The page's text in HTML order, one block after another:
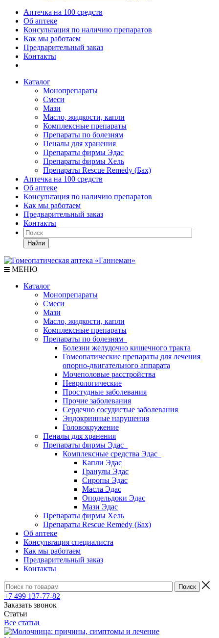
Аптечка на 100 средств
Об аптеке
Консультация по наличию препаратов
Как мы работаем
Предварительный заказ
Контакты
Каталог
Монопрепараты
Смеси
Мази
Масло, жидкости, капли
Комплексные препараты
Препараты по болезням
Пеналы для хранения
Препараты фирмы Эдас
Препараты фирмы Хель
Препараты Rescue Remedy (Бах)
Аптечка на 100 средств
Об аптеке
Консультация по наличию препаратов
Как мы работаем
Предварительный заказ
Контакты
Найти
МЕНЮ
Каталог
Монопрепараты
Смеси
Мази
Масло, жидкости, капли
Комплексные препараты
Препараты по болезням
Болезни желудочно кишечного тракта
Гомеопатические препараты для лечения
опорно-двигательного аппарата
Мочеполовые расстройства
Неврологические
Простудные заболевания
Прочие заболевания
Сердечно сосудистые заболевания
Эндокринные нарушения
Головокружение
Пеналы для хранения
Препараты фирмы Эдас
Комплексные средства Эдас
Капли Эдас
Гранулы Эдас
Сиропы Эдас
Масла Эдас
Оподельдоки Эдас
Мази Эдас
Препараты фирмы Хель
Препараты Rescue Remedy (Бах)
Об аптеке
Консультация специалиста
Как мы работаем
Предварительный заказ
Контакты
+7 499 137-77-82
Заказать звонок
Статьи
Все статьи